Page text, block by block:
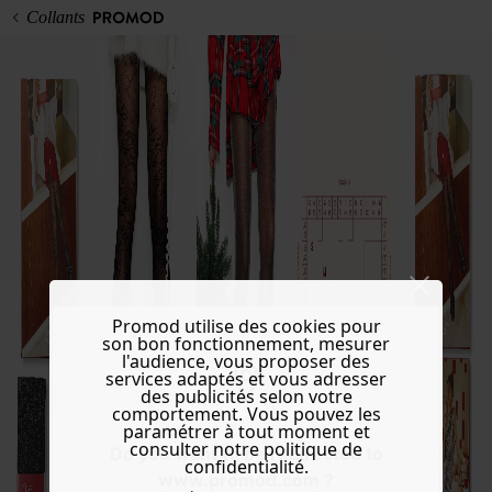
Do you want to be redirected to
www.promod.com ?
Collants
Promod utilise des cookies pour
son bon fonctionnement, mesurer
l'audience, vous proposer des
services adaptés et vous adresser
des publicités selon votre
comportement. Vous pouvez les
paramétrer à tout moment et
consulter notre politique de
confidentialité.